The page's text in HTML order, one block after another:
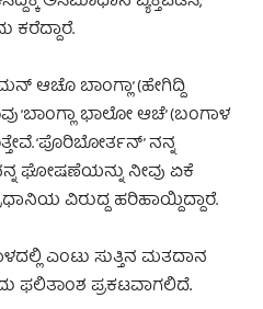
ಕರೆದ್ದಾರೆ.
ಆಚೊ ಬಾಂಗ್ಲಾ’ (ಹೇಗಿದ್ದಿ
‘ಬಾಂಗ್ಲಾ ಭಾಲೋ ಆಚೆ’ (ಬಂಗಾಳ
‘ಪೊರಿಬೋರ್ತನ್’ ನನ್ನ
ಘೋಷಣೆಯನ್ನು ನೀವು ಏಕೆ
ವಿರುದ್ದ ಹರಿಹಾಯ್ದಿದ್ದಾರೆ.
ಎಂಟು ಸುತ್ತಿನ ಮತದಾನ
ಫಲಿತಾಂಶ ಪ್ರಕಟವಾಗಲಿದೆ.